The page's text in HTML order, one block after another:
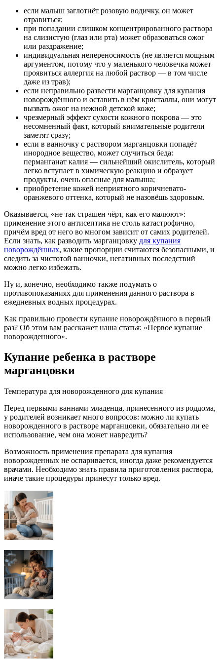
если малыш заглотнёт розовую водичку, он может
отравиться;
при попадании слишком концентрированного раствора
на слизистую (глаз или рта) может образоваться ожог
или раздражение;
индивидуальная непереносимость (не является мощным
аргументом, потому что у маленького человечка может
проявиться аллергия на любой раствор — в том числе
даже из трав);
если неправильно развести марганцовку для купания
новорождённого и оставить в нём кристаллы, они могут
вызвать ожог на нежной детской коже;
чрезмерный эффект сухости кожного покрова — это
несомненный факт, который внимательные родители
заметят сразу;
если в ванночку с раствором марганцовки попадёт
инородное вещество, может случиться беда:
перманганат калия — сильнейший окислитель, который
легко вступает в химическую реакцию и образует
продукты, очень опасные для малыша;
приобретение кожей неприятного коричневато-
оранжевого оттенка, который не назовёшь здоровым.
Оказывается, «не так страшен чёрт, как его малюют»:
применение этого антисептика не столь катастрофично,
причём вред от него во многом зависит от самих родителей.
Если знать, как разводить марганцовку для купания
новорождённых, какие пропорции считаются безопасными, и
следить за чистотой ванночки, негативных последствий
можно легко избежать.
Ну и, конечно, необходимо также подумать о
противопоказаниях для применения данного раствора в
ежедневных водных процедурах.
Как правильно провести купание новорождённого в первый
раз? Об этом вам расскажет наша статья: «Первое купание
новорожденного».
Купание ребенка в растворе
марганцовки
Температура для новорожденного для купания
Перед первыми ваннами младенца, принесенного из роддома,
у родителей возникает много вопросов: можно ли купать
новорожденного в растворе марганцовки, обязательно ли ее
использование, чем она может навредить?
Возможность применения препарата для купания
новорожденных не оспаривается, иногда даже рекомендуется
врачами. Необходимо знать правила приготовления раствора,
иначе такие процедуры принесут только вред.